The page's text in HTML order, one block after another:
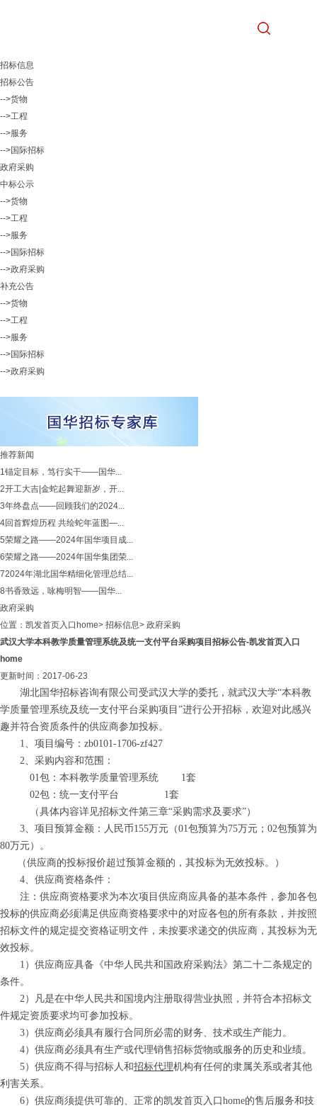
招标信息
招标公告
-->货物
-->工程
-->服务
-->国际招标
政府采购
中标公示
-->货物
-->工程
-->服务
-->国际招标
-->政府采购
补充公告
-->货物
-->工程
-->服务
-->国际招标
-->政府采购
推荐新闻
1锚定目标，笃行实干——国华...
2开工大吉|金蛇起舞迎新岁，开...
3年终盘点——回顾我们的2024...
4回首辉煌历程 共绘蛇年蓝图—...
5荣耀之路——2024年国华项目成...
6荣耀之路——2024年国华集团荣...
72024年湖北国华精细化管理总结...
8书香致远，咏梅明智——国华...
政府采购
位置： 凯发首页入口home> 招标信息> 政府采购
武汉大学本科教学质量管理系统及统一支付平台采购项目招标公告-凯发首页入口
home
更新时间：2017-06-23
湖北国华招标咨询有限公司受武汉大学的委托，就武汉大学“本科教
学质量管理系统及统一支付平台采购项目”进行公开招标，欢迎对此感兴
趣并符合资质条件的供应商参加投标。
1、项目编号：zb0101-1706-zf427
2、采购内容和范围：
01包：本科教学质量管理系统 1套
02包： 统一支付平台 1套
（具体内容详见招标文件第三章“采购需求及要求”）
3、 项目预算金额：人民币155万元（01包预算为75万元； 02包预算为
80万元） 。
（供应商的投标报价超过预算金额的，其投标为无效投标。）
4、供应商资格条件：
注： 供应商资格要求为本次项目供应商应具备的基本条件，参加各包
投标的供应商必须满足供应商资格要求中的对应各包的所有条款，并按照
招标文件的规定提交资格证明文件，未按要求递交的供应商，其投标为无
效投标。
1） 供应商应具备《中华人民共和国政府采购法》第二十二条规定的
条件。
2）凡是在中华人民共和国境内注册取得营业执照，并符合本招标文
件规定资质要求均可参加投标。
3）供应商必须具有履行合同所必需的财务、技术或生产能力。
4）供应商必须具有生产或代理销售招标货物或服务的历史和业绩。
5）供应商不得与招标人和招标代理机构有任何的隶属关系或者其他
利害关系。
6）供应商须提供可靠的、正常的凯发首页入口home的售后服务和技